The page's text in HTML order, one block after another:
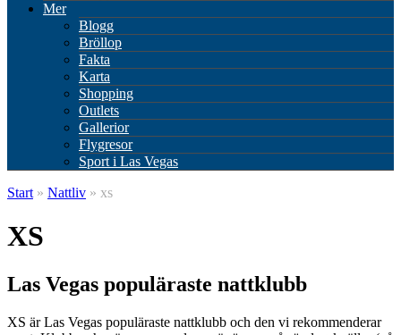
Mer
Blogg
Bröllop
Fakta
Karta
Shopping
Outlets
Gallerior
Flygresor
Sport i Las Vegas
Start » Nattliv » xs
XS
Las Vegas populäraste nattklubb
XS är Las Vegas populäraste nattklubb och den vi rekommenderar